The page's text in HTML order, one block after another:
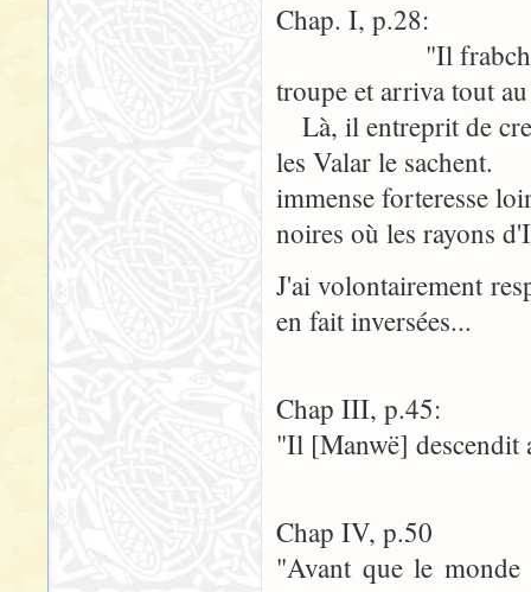
Chap. I, p.28:
"Il frabchit les
troupe et arriva tout
Là, il entreprit de
les Valar le sachent.
immense forteresse
noires où les rayons
J'ai volontairement
en fait inversées...
Chap III, p.45:
"Il [Manwë] descendit
Chap IV, p.50
"Avant que le